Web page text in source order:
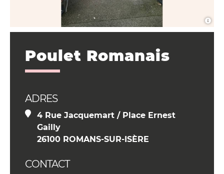
Poulet Romanais
ADRES
4 Rue Jacquemart / Place Ernest
Gailly
26100 ROMANS-SUR-ISÈRE
CONTACT